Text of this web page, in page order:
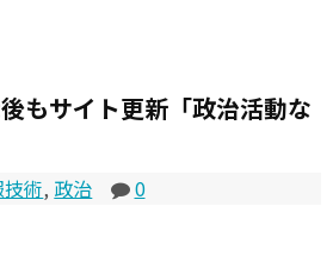
もサイト更新「政治活動な
術, 政治
0